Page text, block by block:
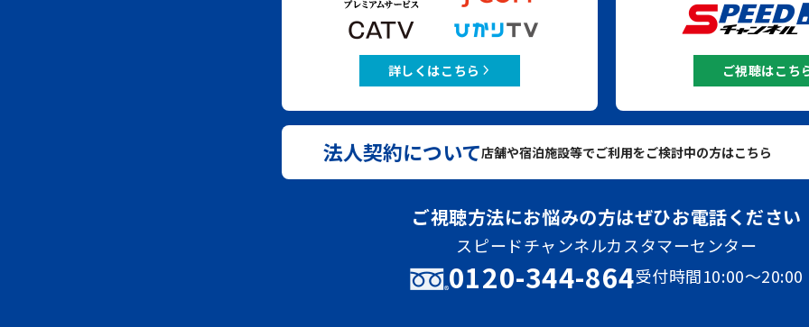
詳しくはこちら ご視聴はこち
法人契約について店舗や宿泊施設等でご利用をご検討中の方はこちら
ご視聴方法にお悩みの方はぜひお電話ください
スピードチャンネルカスタマーセンター
0120-344-864受付時間10:00～20:00